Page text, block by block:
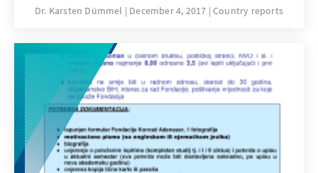
Verschlechterung war über das gesamte Jahr
der EU-Delegation und der EU-Kommission
dies auf Grundlage von unterzeichneten
Papieren anders beurteilten. Auf Seiten der
verantwortlichen Politiker im Land gibt es
hierbei eine enorme Differenz zwischen
Selbst- und Fremdwahrnehmung.
Dr. Karsten Dümmel December 4, 2017 Country reports